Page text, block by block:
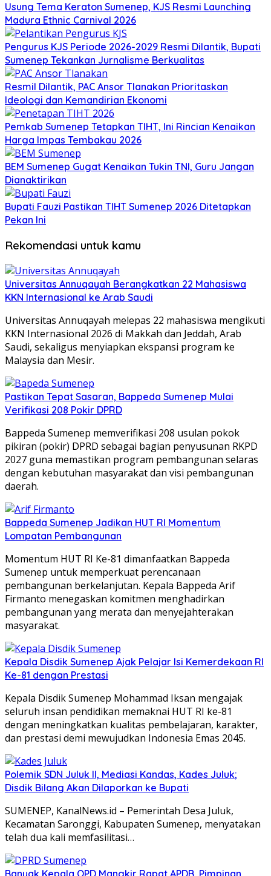
Usung Tema Keraton Sumenep, KJS Resmi Launching
Madura Ethnic Carnival 2026
Pengurus KJS Periode 2026-2029 Resmi Dilantik, Bupati
Sumenep Tekankan Jurnalisme Berkualitas
Resmil Dilantik, PAC Ansor Tlanakan Prioritaskan
Ideologi dan Kemandirian Ekonomi
Pemkab Sumenep Tetapkan TIHT, Ini Rincian Kenaikan
Harga Impas Tembakau 2026
BEM Sumenep Gugat Kenaikan Tukin TNI, Guru Jangan
Dianaktirikan
Bupati Fauzi Pastikan TIHT Sumenep 2026 Ditetapkan
Pekan Ini
Rekomendasi untuk kamu
Universitas Annuqayah Berangkatkan 22 Mahasiswa
KKN Internasional ke Arab Saudi
Universitas Annuqayah melepas 22 mahasiswa mengikuti
KKN Internasional 2026 di Makkah dan Jeddah, Arab
Saudi, sekaligus menyiapkan ekspansi program ke
Malaysia dan Mesir.
Pastikan Tepat Sasaran, Bappeda Sumenep Mulai
Verifikasi 208 Pokir DPRD
Bappeda Sumenep memverifikasi 208 usulan pokok
pikiran (pokir) DPRD sebagai bagian penyusunan RKPD
2027 guna memastikan program pembangunan selaras
dengan kebutuhan masyarakat dan visi pembangunan
daerah.
Bappeda Sumenep Jadikan HUT RI Momentum
Lompatan Pembangunan
Momentum HUT RI Ke-81 dimanfaatkan Bappeda
Sumenep untuk memperkuat perencanaan
pembangunan berkelanjutan. Kepala Bappeda Arif
Firmanto menegaskan komitmen menghadirkan
pembangunan yang merata dan menyejahterakan
masyarakat.
Kepala Disdik Sumenep Ajak Pelajar Isi Kemerdekaan RI
Ke-81 dengan Prestasi
Kepala Disdik Sumenep Mohammad Iksan mengajak
seluruh insan pendidikan memaknai HUT RI ke-81
dengan meningkatkan kualitas pembelajaran, karakter,
dan prestasi demi mewujudkan Indonesia Emas 2045.
Polemik SDN Juluk II, Mediasi Kandas, Kades Juluk;
Disdik Bilang Akan Dilaporkan ke Bupati
SUMENEP, KanalNews.id – Pemerintah Desa Juluk,
Kecamatan Saronggi, Kabupaten Sumenep, menyatakan
telah dua kali memfasilitasi…
Banyak Kepala OPD Mangkir Rapat APDB, Pimpinan